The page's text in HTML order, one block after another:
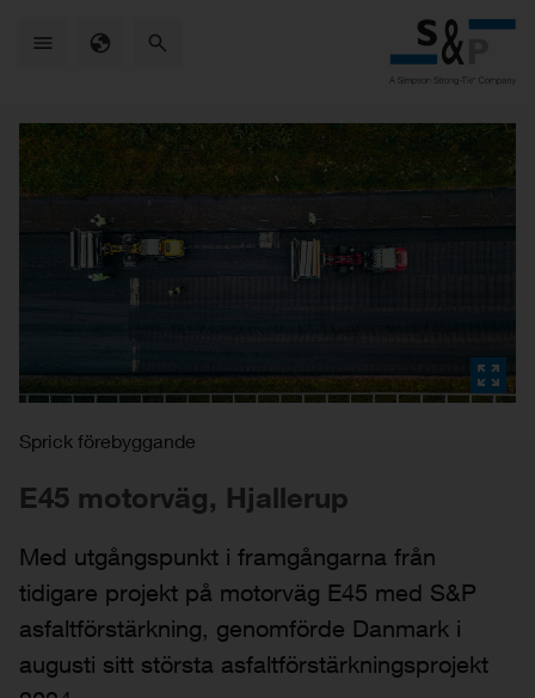
Sprick förebyggande
E45 motorväg, Hjallerup
Med utgångspunkt i framgångarna från
tidigare projekt på motorväg E45 med S&P
asfaltförstärkning, genomförde Danmark i
augusti sitt största asfaltförstärkningsprojekt